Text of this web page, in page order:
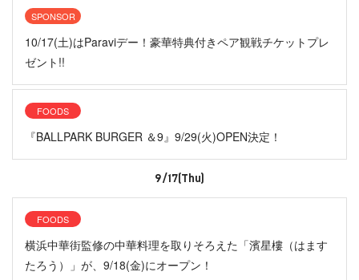
SPONSOR
10/17(土)はParaviデー！豪華特典付きペア観戦チケットプレ
ゼント!!
FOODS
『BALLPARK BURGER ＆9』9/29(火)OPEN決定！
9/17(Thu)
FOODS
横浜中華街監修の中華料理を取りそろえた「濱星樓（はます
たろう）」が、9/18(金)にオープン！